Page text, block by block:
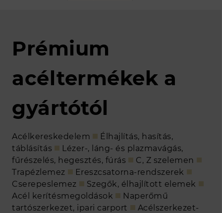
KAPCSOLAT
RÓLUNK
Szállítási információk
Fizetési módok
Gyakran ismételt kérdések
Állásajánlatok
Pályázatok
Letöltések
EKÁER
Prémium
acéltermékek a
gyártótól
Acélkereskedelem
Élhajlítás, hasítás,
táblásítás
Lézer-, láng- és plazmavágás,
fűrészelés, hegesztés, fúrás
C, Z szelemen
Trapézlemez
Ereszcsatorna-rendszerek
Cserepeslemez
Szegők, élhajlított elemek
Acél kerítésmegoldások
Naperőmű
tartószerkezet, ipari carport
Acélszerkezet-